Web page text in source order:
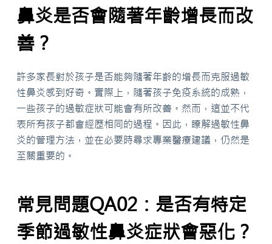
鼻炎是否會隨著年齡增長而改
善？
許多家長對於孩子是否能夠隨著年齡的增長而克服過敏
性鼻炎感到好奇。實際上，隨著孩子免疫系統的成熟，
一些孩子的過敏症狀可能會有所改善。然而，這並不代
表所有孩子都會經歷相同的過程。因此，瞭解過敏性鼻
炎的管理方法，並在必要時尋求專業醫療建議，仍然是
至關重要的。
常見問題QA02：是否有特定
季節過敏性鼻炎症狀會惡化？